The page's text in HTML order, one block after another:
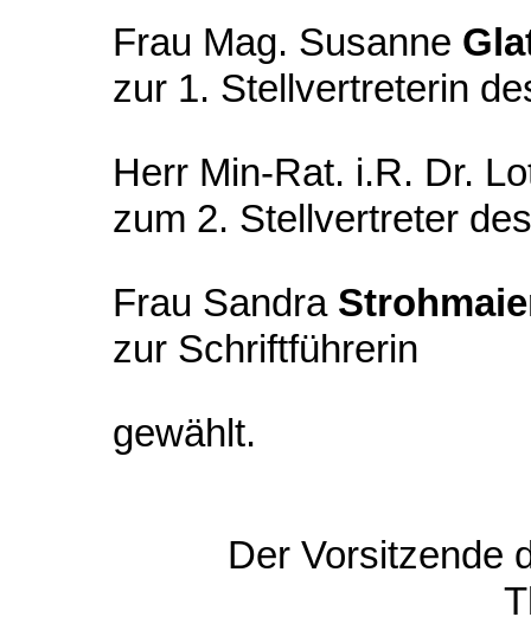
Frau Mag. Susanne
zur 1. Stellvertreterin
Herr Min-Rat. i.R. Dr.
zum 2. Stellvertreter
Frau Sandra
zur Schriftführerin
gewählt.
Der Vorsitzende